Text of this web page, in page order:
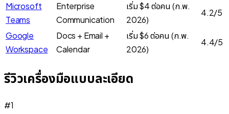
Microsoft
Teams
Enterprise
Communication
เริ่ม $4 ต่อคน (ก.พ.
2026)
4.2/5
Google
Workspace
Docs + Email +
Calendar
เริ่ม $6 ต่อคน (ก.พ.
2026)
4.4/5
รีวิวเครื่องมือแบบละเอียด
#1